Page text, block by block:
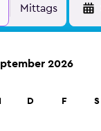
Mittags
2026
D F S